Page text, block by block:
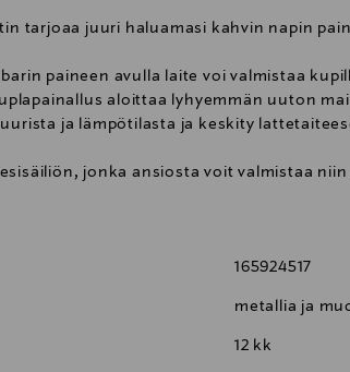
tarjoaa juuri haluamasi kahvin napin
paineen avulla laite voi valmistaa
aloittaa lyhyemmän uuton
ja lämpötilasta ja keskity
jonka ansiosta voit valmistaa
165924517
metallia ja
12 kk